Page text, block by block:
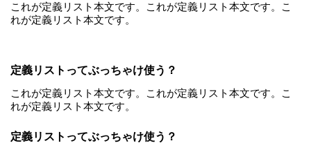
これが定義リスト本文です。これが定義リスト本文です。こ
れが定義リスト本文です。
定義リストってぶっちゃけ使う？
これが定義リスト本文です。これが定義リスト本文です。こ
れが定義リスト本文です。
定義リストってぶっちゃけ使う？